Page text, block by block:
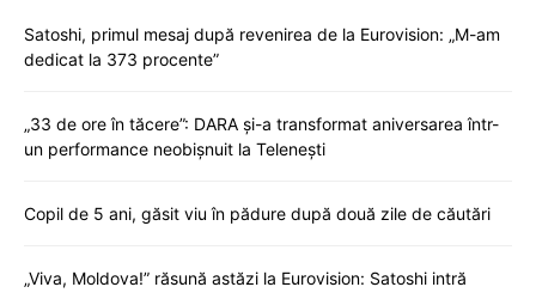
Satoshi, primul mesaj după revenirea de la Eurovision: „M-am
dedicat la 373 procente”
„33 de ore în tăcere”: DARA și-a transformat aniversarea într-
un performance neobișnuit la Telenești
Copil de 5 ani, găsit viu în pădure după două zile de căutări
„Viva, Moldova!” răsună astăzi la Eurovision: Satoshi intră